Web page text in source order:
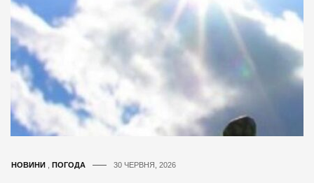
НОВИНИ ПОГОДА 30 ЧЕРВНЯ, 2026